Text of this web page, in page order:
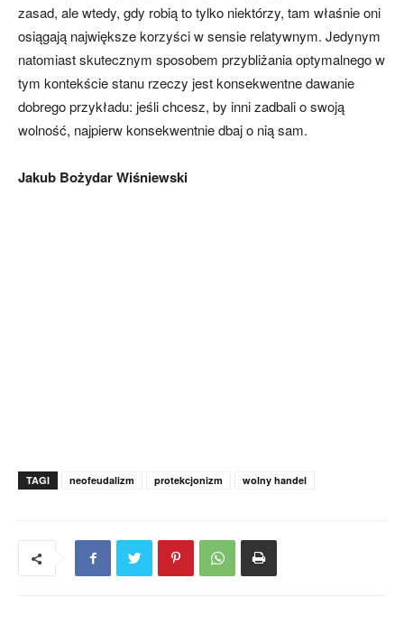
zasad, ale wtedy, gdy robią to tylko niektórzy, tam właśnie oni
osiągają największe korzyści w sensie relatywnym. Jedynym
natomiast skutecznym sposobem przybliżania optymalnego w
tym kontekście stanu rzeczy jest konsekwentne dawanie
dobrego przykładu: jeśli chcesz, by inni zadbali o swoją
wolność, najpierw konsekwentnie dbaj o nią sam.
Jakub Bożydar Wiśniewski
TAGI neofeudalizm protekcjonizm wolny handel